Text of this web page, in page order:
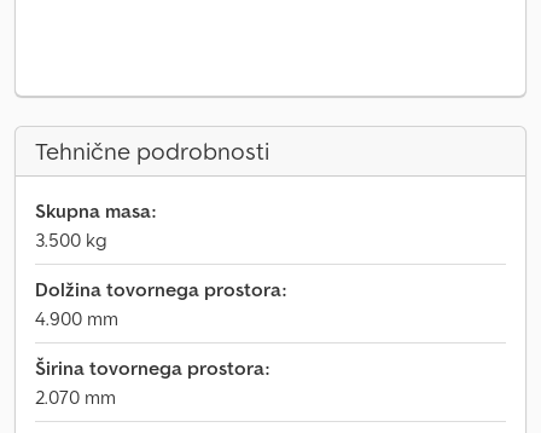
Tehnične podrobnosti
Skupna masa:
3.500 kg
Dolžina tovornega prostora:
4.900 mm
Širina tovornega prostora:
2.070 mm